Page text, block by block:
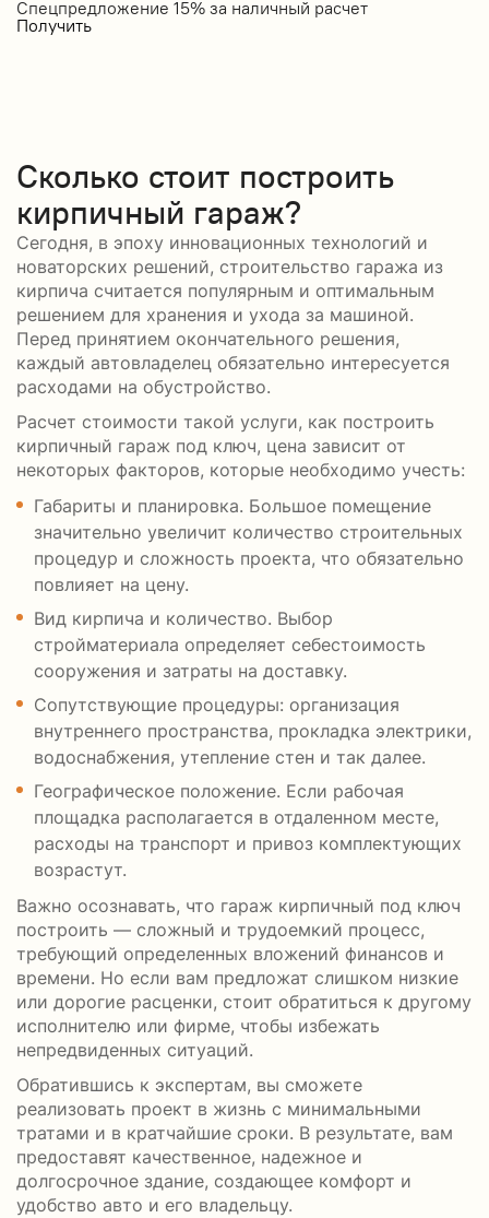
Спецпредложение 15% за наличный расчет
Получить
Сколько стоит построить
кирпичный гараж?
Сегодня, в эпоху инновационных технологий и
новаторских решений, строительство гаража из
кирпича считается популярным и оптимальным
решением для хранения и ухода за машиной.
Перед принятием окончательного решения,
каждый автовладелец обязательно интересуется
расходами на обустройство.
Расчет стоимости такой услуги, как построить
кирпичный гараж под ключ, цена зависит от
некоторых факторов, которые необходимо учесть:
Габариты и планировка. Большое помещение
значительно увеличит количество строительных
процедур и сложность проекта, что обязательно
повлияет на цену.
Вид кирпича и количество. Выбор
стройматериала определяет себестоимость
сооружения и затраты на доставку.
Сопутствующие процедуры: организация
внутреннего пространства, прокладка электрики,
водоснабжения, утепление стен и так далее.
Географическое положение. Если рабочая
площадка располагается в отдаленном месте,
расходы на транспорт и привоз комплектующих
возрастут.
Важно осознавать, что гараж кирпичный под ключ
построить — сложный и трудоемкий процесс,
требующий определенных вложений финансов и
времени. Но если вам предложат слишком низкие
или дорогие расценки, стоит обратиться к другому
исполнителю или фирме, чтобы избежать
непредвиденных ситуаций.
Обратившись к экспертам, вы сможете
реализовать проект в жизнь с минимальными
тратами и в кратчайшие сроки. В результате, вам
предоставят качественное, надежное и
долгосрочное здание, создающее комфорт и
удобство авто и его владельцу.